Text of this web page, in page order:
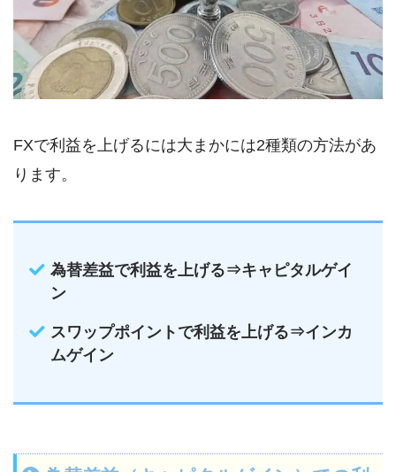
FXで利益を上げるには大まかには2種類の方法があ
ります。
為替差益で利益を上げる⇒キャピタルゲイ
ン
スワップポイントで利益を上げる⇒インカ
ムゲイン